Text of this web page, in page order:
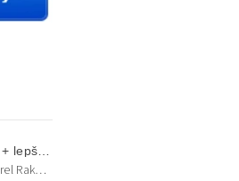
Karel Rakovec